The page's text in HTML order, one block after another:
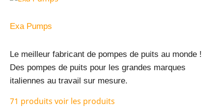
Exa Pumps
Le meilleur fabricant de pompes de puits au monde !
Des pompes de puits pour les grandes marques
italiennes au travail sur mesure.
71 produits voir les produits